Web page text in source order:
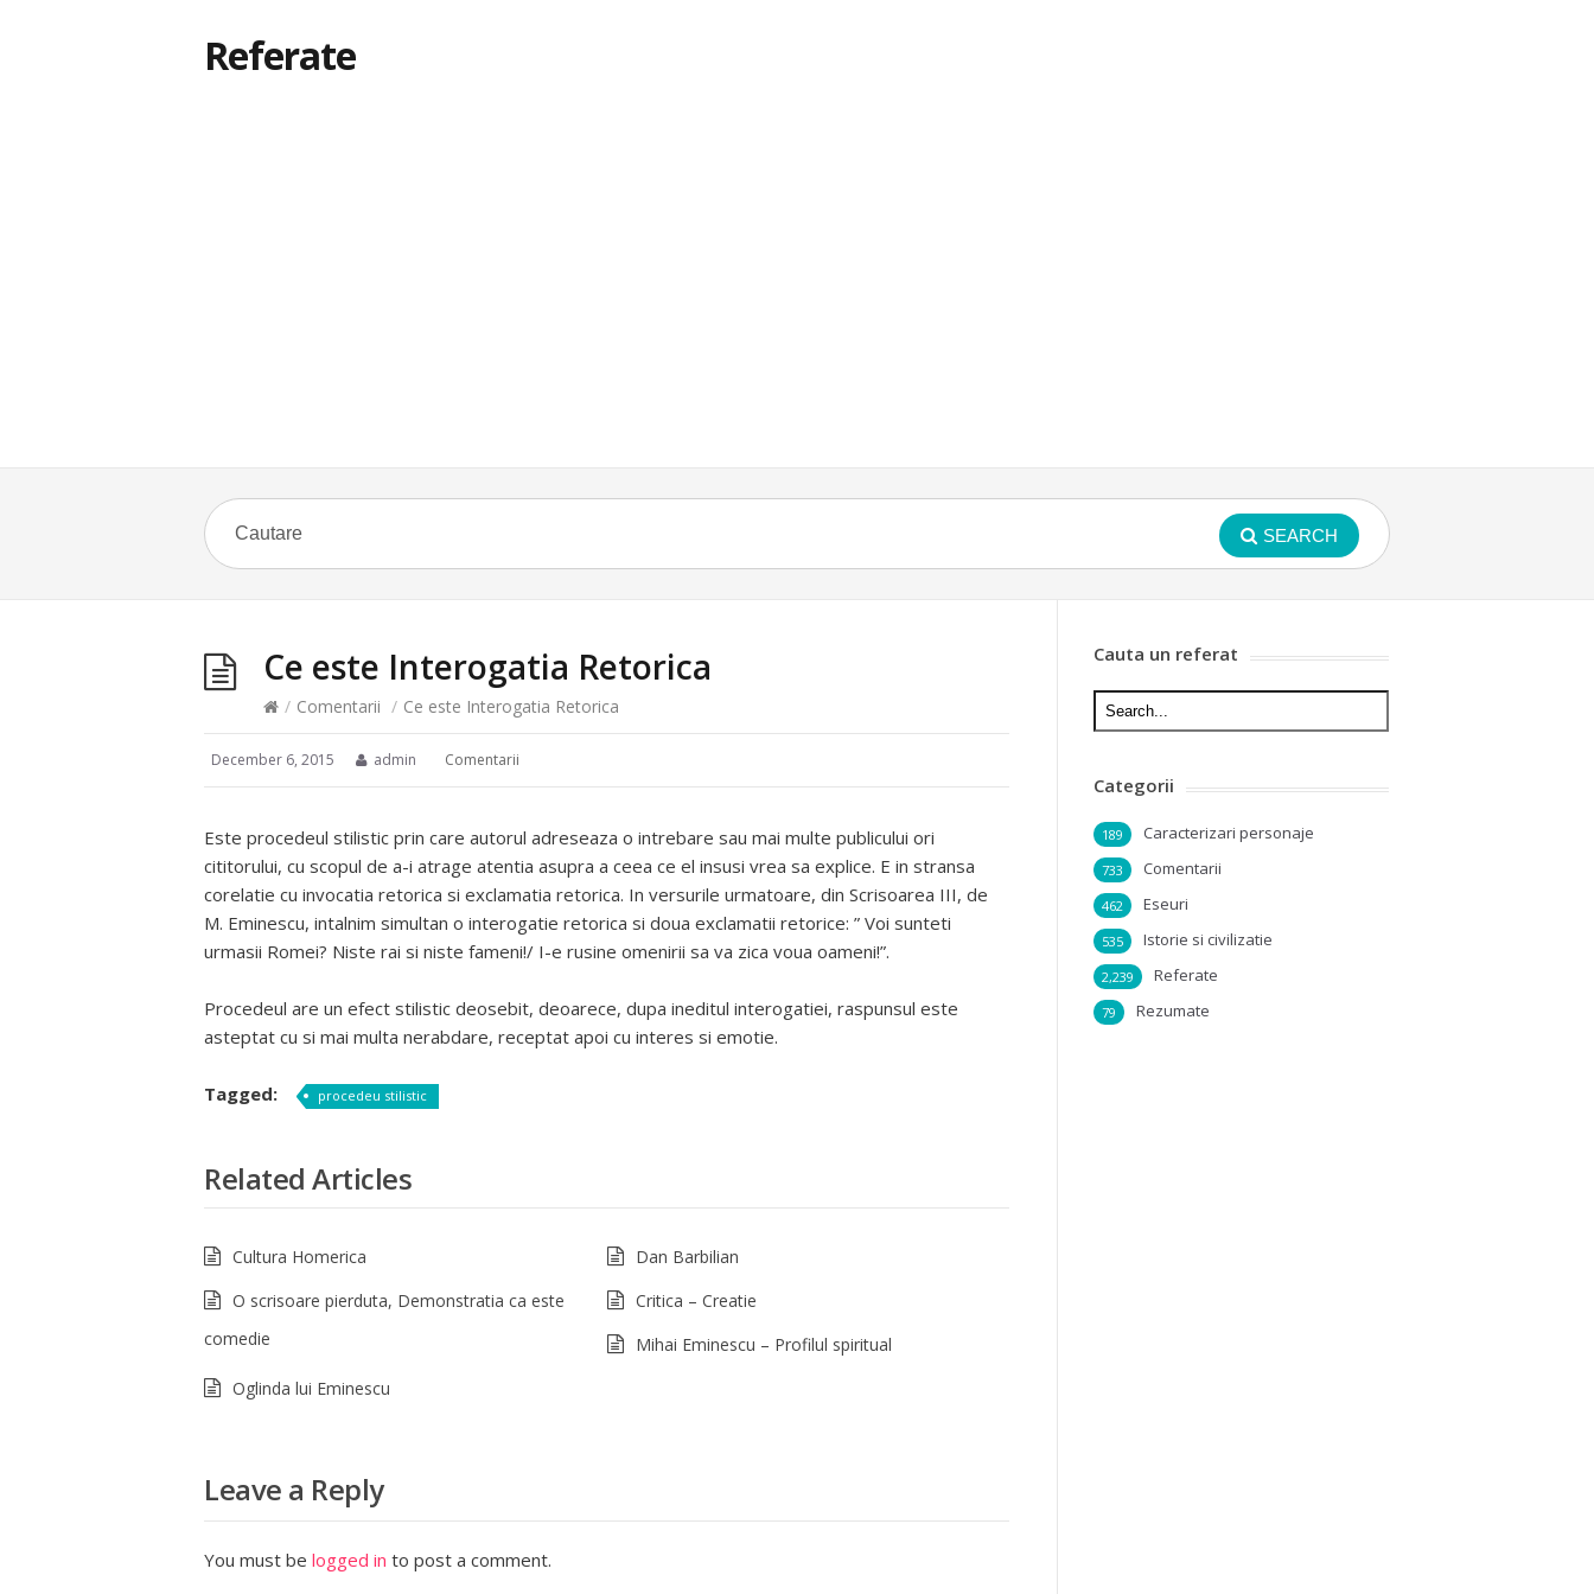
Referate
SEARCH
Ce este Interogatia Retorica
/ Comentarii / Ce este Interogatia Retorica
December 6, 2015 admin Comentarii
Este procedeul stilistic prin care autorul adreseaza o intrebare sau mai multe publicului ori
cititorului, cu scopul de a-i atrage atentia asupra a ceea ce el insusi vrea sa explice. E in stransa
corelatie cu invocatia retorica si exclamatia retorica. In versurile urmatoare, din Scrisoarea III, de
M. Eminescu, intalnim simultan o interogatie retorica si doua exclamatii retorice: ” Voi sunteti
urmasii Romei? Niste rai si niste fameni!/ I-e rusine omenirii sa va zica voua oameni!”.
Procedeul are un efect stilistic deosebit, deoarece, dupa ineditul interogatiei, raspunsul este
asteptat cu si mai multa nerabdare, receptat apoi cu interes si emotie.
Tagged: procedeu stilistic
Related Articles
Cultura Homerica
Dan Barbilian
O scrisoare pierduta, Demonstratia ca este
comedie
Critica – Creatie
Mihai Eminescu – Profilul spiritual
Oglinda lui Eminescu
Leave a Reply
You must be logged in to post a comment.
Cauta un referat
Categorii
Caracterizari personaje
189
Comentarii
733
Eseuri
462
Istorie si civilizatie
535
Referate
2,239
Rezumate
79